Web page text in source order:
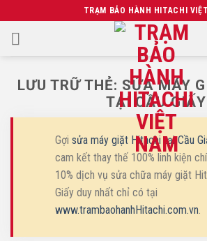
đến
dung
TRẠM BẢO HÀNH HITACHI
LƯU TRỮ THẺ: SỬA MÁY
TẠI CẦU GIẤY
Gợi sửa máy giặt Hitachi tại Cầu
cam kết thay thế 100% linh kiện
10% dịch vụ sửa chữa máy giặt
Giấy duy nhất chỉ có tại
www.trambaohanhHitachi.com.vn.